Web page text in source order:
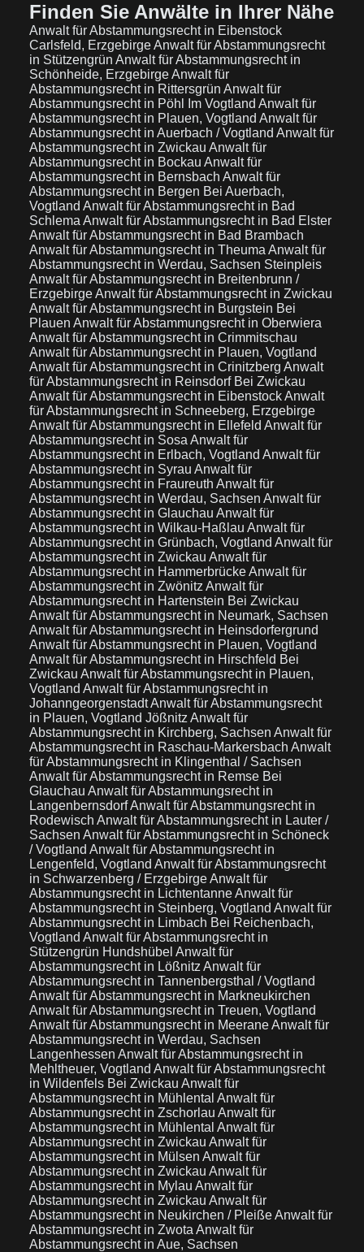
Finden Sie Anwälte in Ihrer Nähe
Anwalt für Abstammungsrecht in Eibenstock
Carlsfeld, ErzgebirgeAnwalt für Abstammungsrecht
in Stützengrün Anwalt für Abstammungsrecht in
Schönheide, ErzgebirgeAnwalt für
Abstammungsrecht in Rittersgrün Anwalt für
Abstammungsrecht in Pöhl Im Vogtland Anwalt für
Abstammungsrecht in Plauen, Vogtland Anwalt für
Abstammungsrecht in Auerbach / Vogtland Anwalt für
Abstammungsrecht in Zwickau Anwalt für
Abstammungsrecht in Bockau Anwalt für
Abstammungsrecht in Bernsbach Anwalt für
Abstammungsrecht in Bergen Bei Auerbach,
Vogtland Anwalt für Abstammungsrecht in Bad
Schlema Anwalt für Abstammungsrecht in Bad Elster
Anwalt für Abstammungsrecht in Bad Brambach
Anwalt für Abstammungsrecht in Theuma Anwalt für
Abstammungsrecht in Werdau, Sachsen Steinpleis
Anwalt für Abstammungsrecht in Breitenbrunn /
ErzgebirgeAnwalt für Abstammungsrecht in Zwickau
Anwalt für Abstammungsrecht in Burgstein Bei
Plauen Anwalt für Abstammungsrecht in Oberwiera
Anwalt für Abstammungsrecht in Crimmitschau
Anwalt für Abstammungsrecht in Plauen, Vogtland
Anwalt für Abstammungsrecht in Crinitzberg Anwalt
für Abstammungsrecht in Reinsdorf Bei Zwickau
Anwalt für Abstammungsrecht in EibenstockAnwalt
für Abstammungsrecht in Schneeberg, Erzgebirge
Anwalt für Abstammungsrecht in Ellefeld Anwalt für
Abstammungsrecht in Sosa Anwalt für
Abstammungsrecht in Erlbach, Vogtland Anwalt für
Abstammungsrecht in Syrau Anwalt für
Abstammungsrecht in Fraureuth Anwalt für
Abstammungsrecht in Werdau, Sachsen Anwalt für
Abstammungsrecht in Glauchau Anwalt für
Abstammungsrecht in Wilkau-Haßlau Anwalt für
Abstammungsrecht in Grünbach, Vogtland Anwalt für
Abstammungsrecht in Zwickau Anwalt für
Abstammungsrecht in HammerbrückeAnwalt für
Abstammungsrecht in Zwönitz Anwalt für
Abstammungsrecht in Hartenstein Bei Zwickau
Anwalt für Abstammungsrecht in Neumark, Sachsen
Anwalt für Abstammungsrecht in Heinsdorfergrund
Anwalt für Abstammungsrecht in Plauen, Vogtland
Anwalt für Abstammungsrecht in Hirschfeld Bei
Zwickau Anwalt für Abstammungsrecht in Plauen,
Vogtland Anwalt für Abstammungsrecht in
JohanngeorgenstadtAnwalt für Abstammungsrecht
in Plauen, Vogtland Jößnitz Anwalt für
Abstammungsrecht in Kirchberg, Sachsen Anwalt für
Abstammungsrecht in Raschau-Markersbach Anwalt
für Abstammungsrecht in Klingenthal / Sachsen
Anwalt für Abstammungsrecht in Remse Bei
Glauchau Anwalt für Abstammungsrecht in
LangenbernsdorfAnwalt für Abstammungsrecht in
Rodewisch Anwalt für Abstammungsrecht in Lauter /
Sachsen Anwalt für Abstammungsrecht in Schöneck
/ Vogtland Anwalt für Abstammungsrecht in
Lengenfeld, Vogtland Anwalt für Abstammungsrecht
in Schwarzenberg / ErzgebirgeAnwalt für
Abstammungsrecht in LichtentanneAnwalt für
Abstammungsrecht in Steinberg, Vogtland Anwalt für
Abstammungsrecht in Limbach Bei Reichenbach,
Vogtland Anwalt für Abstammungsrecht in
Stützengrün Hundshübel Anwalt für
Abstammungsrecht in Lößnitz Anwalt für
Abstammungsrecht in Tannenbergsthal / Vogtland
Anwalt für Abstammungsrecht in Markneukirchen
Anwalt für Abstammungsrecht in Treuen, Vogtland
Anwalt für Abstammungsrecht in MeeraneAnwalt für
Abstammungsrecht in Werdau, Sachsen
Langenhessen Anwalt für Abstammungsrecht in
Mehltheuer, Vogtland Anwalt für Abstammungsrecht
in Wildenfels Bei Zwickau Anwalt für
Abstammungsrecht in Mühlental Anwalt für
Abstammungsrecht in Zschorlau Anwalt für
Abstammungsrecht in Mühlental Anwalt für
Abstammungsrecht in Zwickau Anwalt für
Abstammungsrecht in Mülsen Anwalt für
Abstammungsrecht in Zwickau Anwalt für
Abstammungsrecht in Mylau Anwalt für
Abstammungsrecht in Zwickau Anwalt für
Abstammungsrecht in Neukirchen / PleißeAnwalt für
Abstammungsrecht in Zwota Anwalt für
Abstammungsrecht in Aue, Sachsen